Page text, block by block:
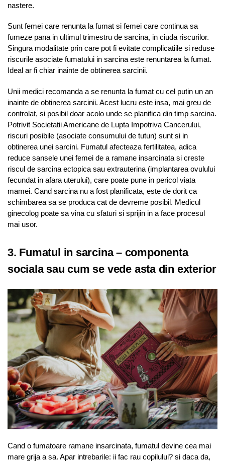
nastere.
Sunt femei care renunta la fumat si femei care continua sa
fumeze pana in ultimul trimestru de sarcina, in ciuda riscurilor.
Singura modalitate prin care pot fi evitate complicatiile si reduse
riscurile asociate fumatului in sarcina este renuntarea la fumat.
Ideal ar fi chiar inainte de obtinerea sarcinii.
Unii medici recomanda a se renunta la fumat cu cel putin un an
inainte de obtinerea sarcinii. Acest lucru este insa, mai greu de
controlat, si posibil doar acolo unde se planifica din timp sarcina.
Potrivit Societatii Americane de Lupta Impotriva Cancerului,
riscuri posibile (asociate consumului de tutun) sunt si in
obtinerea unei sarcini. Fumatul afecteaza fertilitatea, adica
reduce sansele unei femei de a ramane insarcinata si creste
riscul de sarcina ectopica sau extrauterina (implantarea ovulului
fecundat in afara uterului), care poate pune in pericol viata
mamei. Cand sarcina nu a fost planificata, este de dorit ca
schimbarea sa se produca cat de devreme posibil. Medicul
ginecolog poate sa vina cu sfaturi si sprijin in a face procesul
mai usor.
3. Fumatul in sarcina – componenta
sociala sau cum se vede asta din exterior
Cand o fumatoare ramane insarcinata, fumatul devine cea mai
mare grija a sa. Apar intrebarile: ii fac rau copilului? si daca da,